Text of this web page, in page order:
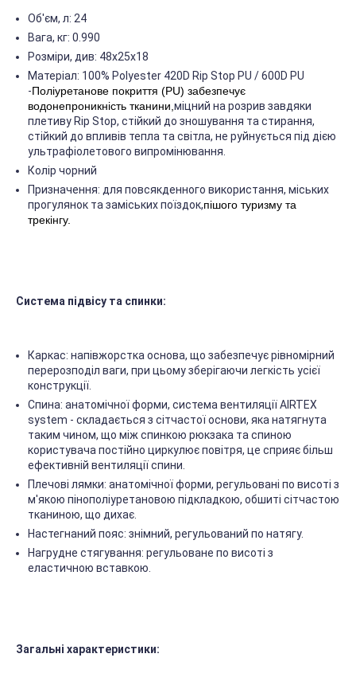
Об'єм, л: 24
Вага, кг: 0.990
Розміри, див: 48х25х18
Матеріал: 100% Polyester 420D Rip Stop PU / 600D PU
-Поліуретанове покриття (PU) забезпечує
водонепроникність тканини,міцний на розрив завдяки
плетиву Rip Stop, стійкий до зношування та стирання,
стійкий до впливів тепла та світла, не руйнується під дією
ультрафіолетового випромінювання.
Колір чорний
Призначення: для повсякденного використання, міських
прогулянок та заміських поїздок,пішого туризму та
трекінгу.
Система підвісу та спинки:
Каркас: напівжорстка основа, що забезпечує рівномірний
перерозподіл ваги, при цьому зберігаючи легкість усієї
конструкції.
Спина: анатомічної форми, система вентиляції AIRTEX
system - складається з сітчастої основи, яка натягнута
таким чином, що між спинкою рюкзака та спиною
користувача постійно циркулює повітря, це сприяє більш
ефективній вентиляції спини.
Плечові лямки: анатомічної форми, регульовані по висоті з
м'якою пінополіуретановою підкладкою, обшиті сітчастою
тканиною, що дихає.
Настегнаний пояс: знімний, регульований по натягу.
Нагрудне стягування: регульоване по висоті з
еластичною вставкою.
Загальні характеристики: